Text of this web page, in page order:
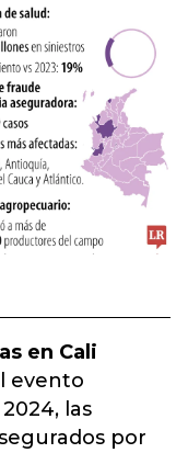
en Cali
evento
las
por